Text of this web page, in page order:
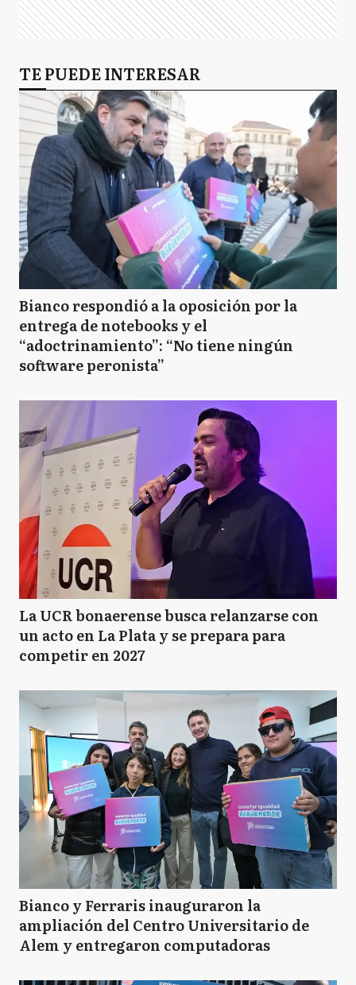
TE PUEDE INTERESAR
Bianco respondió a la oposición por la
entrega de notebooks y el
“adoctrinamiento”: “No tiene ningún
software peronista”
La UCR bonaerense busca relanzarse con
un acto en La Plata y se prepara para
competir en 2027
Bianco y Ferraris inauguraron la
ampliación del Centro Universitario de
Alem y entregaron computadoras